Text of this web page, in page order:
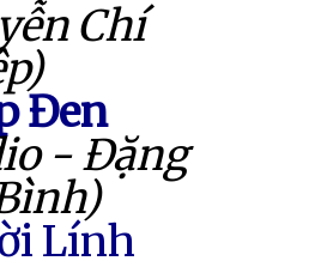
Chí
Đen
- Đặng
Lính